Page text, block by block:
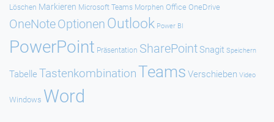
Löschen Markieren Microsoft Teams Morphen Office OneDrive
OneNoteOptionen Outlook Power BI
PowerPoint Präsentation SharePointSnagit Speichern
Tabelle TastenkombinationTeams Verschieben Video
Windows Word